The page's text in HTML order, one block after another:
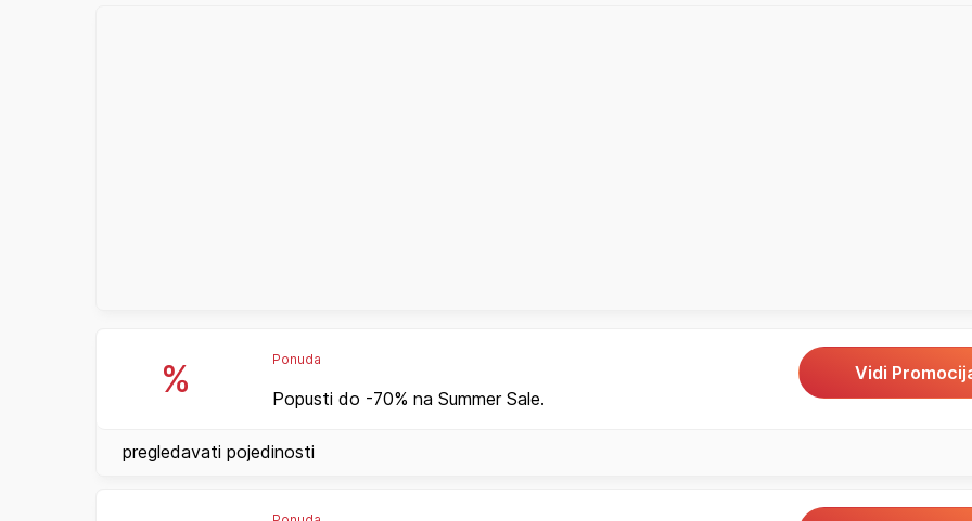
% Ponuda
Popusti do -70% na Summer Sale.
Vidi
pregledavati pojedinosti